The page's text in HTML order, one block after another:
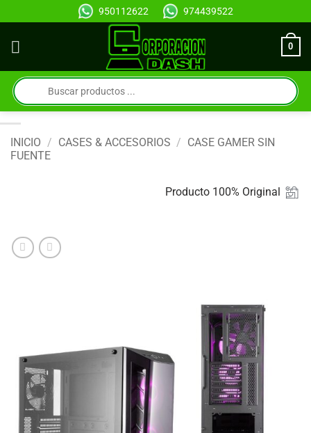
al
contenido
950112622 974439522
0
Búsqueda
de
productos
INICIO / CASES & ACCESORIOS / CASE GAMER SIN
FUENTE
Producto 100% Original